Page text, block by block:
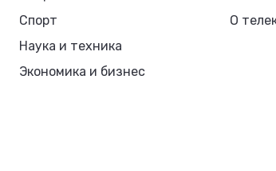
Спорт
Наука и техника
Экономика и бизнес
О